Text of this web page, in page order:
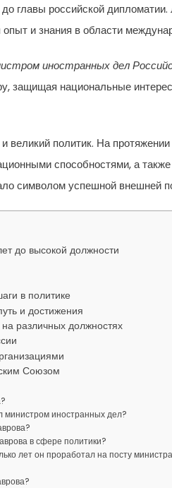
главы российской
и знания в области
иностранных дел
защищая национальные
политик. На протяжении
способностями, а
символом успешной внешней
до высокой должности
в политике
и достижения
различных должностях
Союзом
министром иностранных дел?
в сфере политики?
лет он проработал на посту